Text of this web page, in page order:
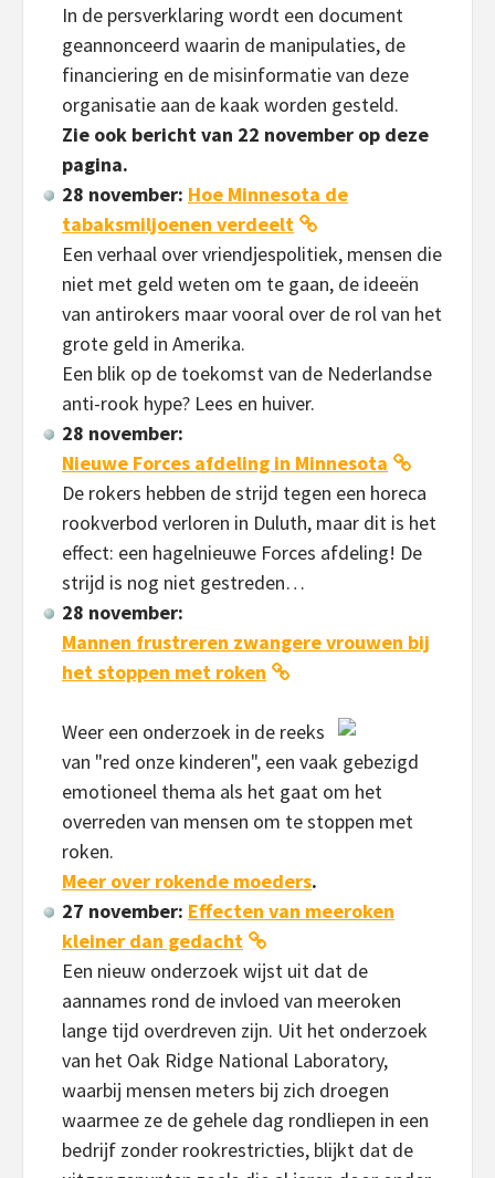
In de persverklaring wordt een document
geannonceerd waarin de manipulaties, de
financiering en de misinformatie van deze
organisatie aan de kaak worden gesteld.
Zie ook bericht van 22 november op deze
pagina.
28 november: Hoe Minnesota de
tabaksmiljoenen verdeelt
Een verhaal over vriendjespolitiek, mensen die
niet met geld weten om te gaan, de ideeën
van antirokers maar vooral over de rol van het
grote geld in Amerika.
Een blik op de toekomst van de Nederlandse
anti-rook hype? Lees en huiver.
28 november:
Nieuwe Forces afdeling in Minnesota
De rokers hebben de strijd tegen een horeca
rookverbod verloren in Duluth, maar dit is het
effect: een hagelnieuwe Forces afdeling! De
strijd is nog niet gestreden…
28 november:
Mannen frustreren zwangere vrouwen bij
het stoppen met roken
Weer een onderzoek in de reeks
van "red onze kinderen", een vaak gebezigd
emotioneel thema als het gaat om het
overreden van mensen om te stoppen met
roken.
Meer over rokende moeders.
27 november: Effecten van meeroken
kleiner dan gedacht
Een nieuw onderzoek wijst uit dat de
aannames rond de invloed van meeroken
lange tijd overdreven zijn. Uit het onderzoek
van het Oak Ridge National Laboratory,
waarbij mensen meters bij zich droegen
waarmee ze de gehele dag rondliepen in een
bedrijf zonder rookrestricties, blijkt dat de